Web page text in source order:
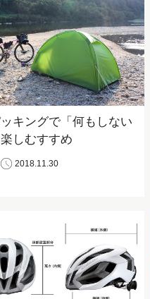
k
キングで「何もしない
しむすすめ
2018.11.30